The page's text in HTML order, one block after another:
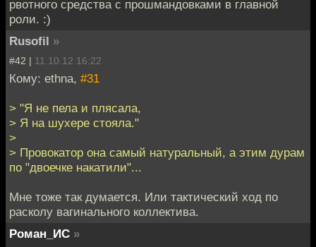
рвотного средства с прошмандовками в главной
роли. :)
Rusofil »
#42 | 11.10.12 16:22
Кому: ethna, #31
> "Я не пела и плясала,
> Я на шухере стояла."
>
> Провокатор она самый натуральный, а этим дурам
по "двоечке накатили"...
Мне тоже так думается. Или тактический ход по
расколу вагинального коллектива.
Роман_ИС »